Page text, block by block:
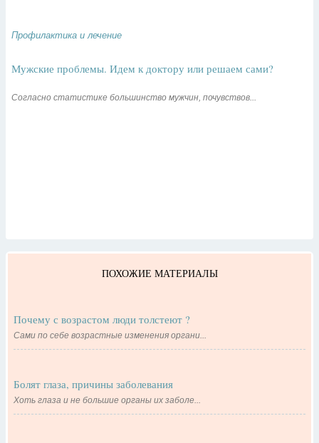
Профилактика и лечение
Мужские проблемы. Идем к доктору или решаем сами?
Согласно статистике большинство мужчин, почувствов...
ПОХОЖИЕ МАТЕРИАЛЫ
Почему с возрастом люди толстеют ?
Сами по себе возрастные изменения органи...
Болят глаза, причины заболевания
Хоть глаза и не большие органы их заболе...